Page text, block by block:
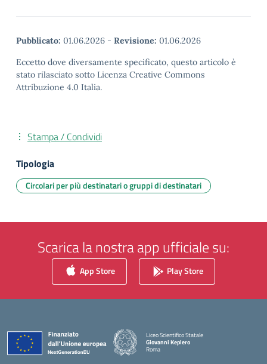
Pubblicato: 01.06.2026 - Revisione: 01.06.2026
Eccetto dove diversamente specificato, questo articolo è
stato rilasciato sotto Licenza Creative Commons
Attribuzione 4.0 Italia.
Stampa / Condividi
Tipologia
Circolari per più destinatari o gruppi di destinatari
Scarica la nostra app ufficiale su:
App Store Play Store
Liceo Scientifico Statale
Giovanni Keplero
Roma